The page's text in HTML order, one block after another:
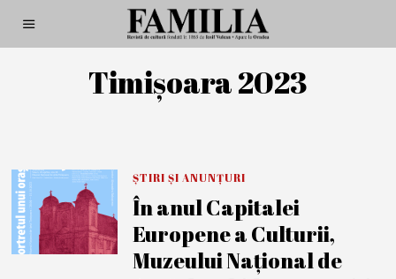
Timișoara 2023
ȘTIRI ȘI ANUNȚURI
În anul Capitalei
Europene a Culturii,
Muzeului Național de